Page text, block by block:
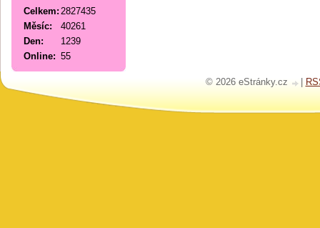
Online: 55
Celkem: 2827435
Měsíc:
40261
Den:
1239
© 2026 eStránky.cz